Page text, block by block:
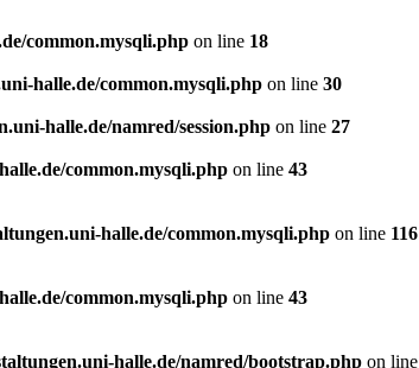
common.mysqli.php on line 18
halle.de/common.mysqli.php on line 30
halle.de/namred/session.php on line 27
common.mysqli.php on line 43
halle.de/common.mysqli.php on line 116
common.mysqli.php on line 43
halle.de/namred/bootstrap.php on line